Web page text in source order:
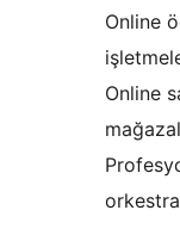
Online
Online